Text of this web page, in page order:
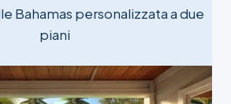
Bahamas personalizzata a due
piani